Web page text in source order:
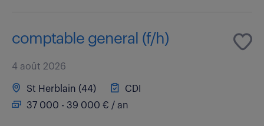
comptable general (f/h)
4 août 2026
St Herblain (44)
CDI
37 000 - 39 000 € / an